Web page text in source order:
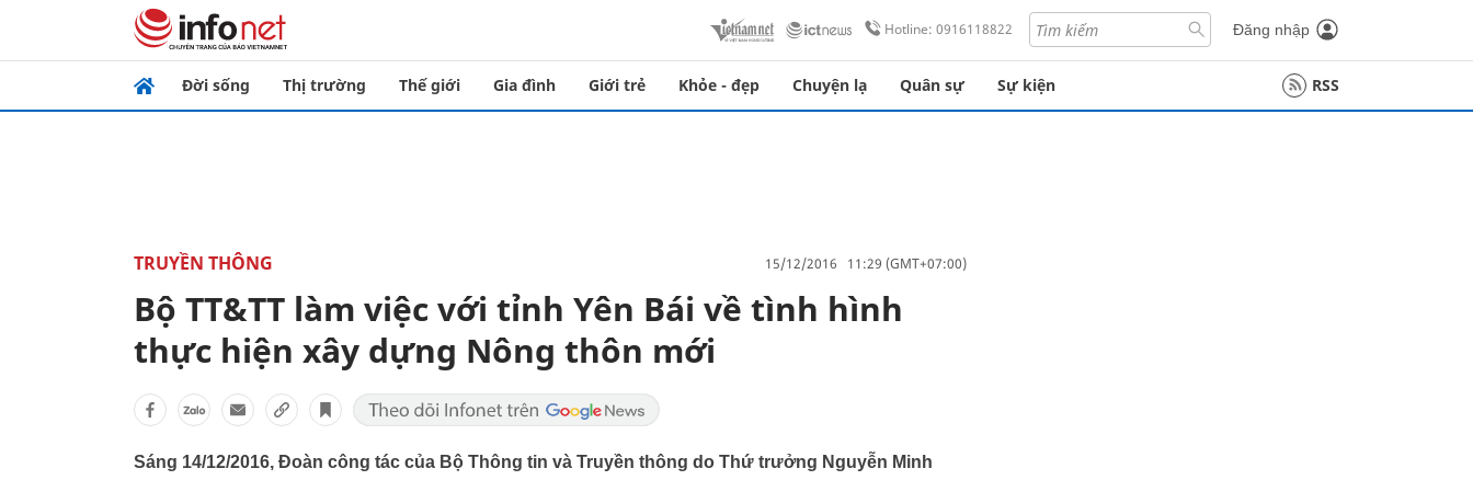
Hotline: 0916118822 Đăng nhập
Đời sống Thị trường Thế giới Gia đình Giới trẻ Khỏe - đẹp Chuyện lạ Quân sự Sự kiện RSS
TRUYỀN THÔNG 15/12/2016 11:29 (GMT+07:00)
Bộ TT&TT làm việc với tỉnh Yên Bái về tình hình
thực hiện xây dựng Nông thôn mới
Sáng 14/12/2016, Đoàn công tác của Bộ Thông tin và Truyền thông do Thứ trưởng Nguyễn Minh